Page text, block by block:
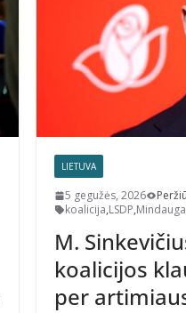
LIETUVA
5 gegužės, 2026
koalicija,LSDP,
M.
koalicijos
per